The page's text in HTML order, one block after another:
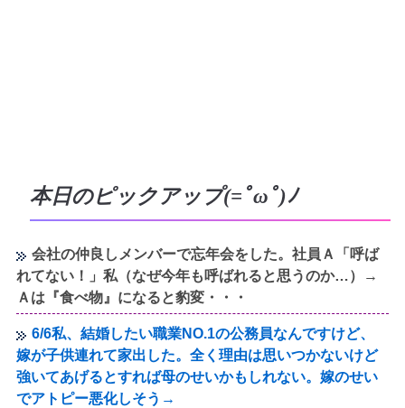
本日のピックアップ(=ﾟωﾟ)ﾉ
会社の仲良しメンバーで忘年会をした。社員Ａ「呼ば
れてない！」私（なぜ今年も呼ばれると思うのか…）→
Ａは『食べ物』になると豹変・・・
6/6私、結婚したい職業NO.1の公務員なんですけど、
嫁が子供連れて家出した。全く理由は思いつかないけど
強いてあげるとすれば母のせいかもしれない。嫁のせい
でアトピー悪化しそう→